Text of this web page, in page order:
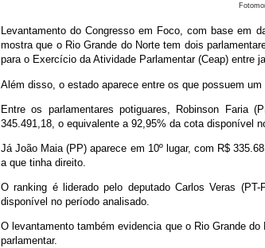
Levantamento do Congresso em Foco, com base em
mostra que o Rio Grande do Norte tem dois
para o Exercício da Atividade Parlamentar (Ceap) entre
Além disso, o estado aparece entre os que possuem
Entre os parlamentares potiguares, Robinson Faria
345.491,18, o equivalente a 92,95% da cota disponível
Já João Maia (PP) aparece em 10º lugar, com R$
a que tinha direito.
O ranking é liderado pelo deputado Carlos Veras
disponível no período analisado.
O levantamento também evidencia que o Rio Grande
parlamentar.